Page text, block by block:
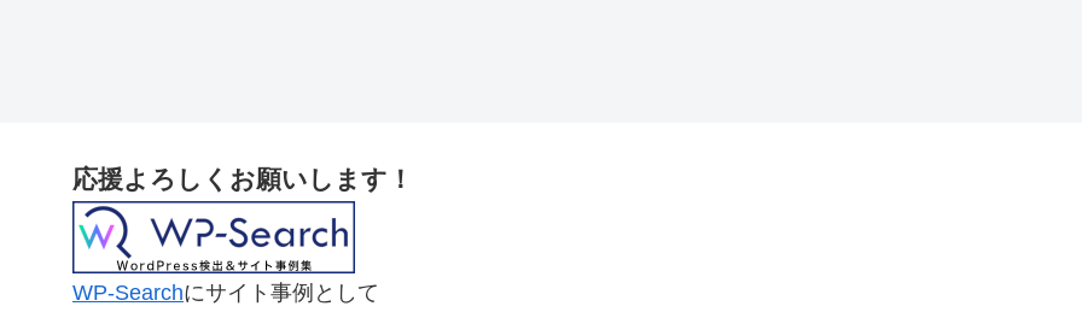
応援よろしくお願いします！
WP-Searchにサイト事例として